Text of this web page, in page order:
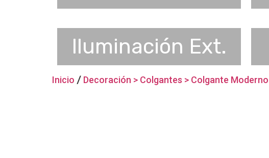
Iluminación Ext.
Inicio / Decoración > Colgantes > Colgante Moderno